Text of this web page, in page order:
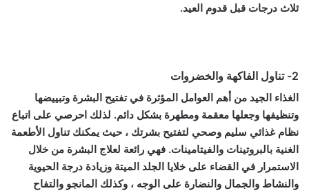
ثلاث درجات قبل قدوم العيد.
2- تناول الفاكهة والخضروات
الغذاء الجيد من أهم العوامل المؤثرة في تفتيح البشرة وتبييضها
وتنظيفها وجعلها معقمة ومطهرة بشكل دائم. لذلك احرصي على اتباع
نظام غذائي سليم وصحي لتفتيح بشرتك ، حيث يمكنك تناول الأطعمة
الغنية بالبروتينات والفيتامينات. فهي رائعة لعلاج البشرة من خلال
الاستمرار في القضاء على خلايا الجلد الميتة وزيادة درجة الحيوية
والنشاط والجمال والنضارة على الوجه ، وكذلك المانجو والتفاح